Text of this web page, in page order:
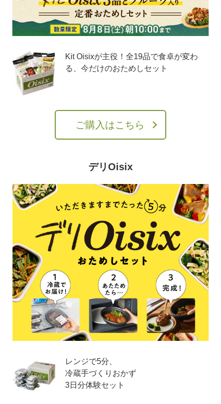
Kit Oisixが主役！全19品で食卓が変わ
る、今だけのおためしセット
ご購入はこちら
デリOisix
レンジで5分、
冷蔵手づくりおかず
3日分体験セット